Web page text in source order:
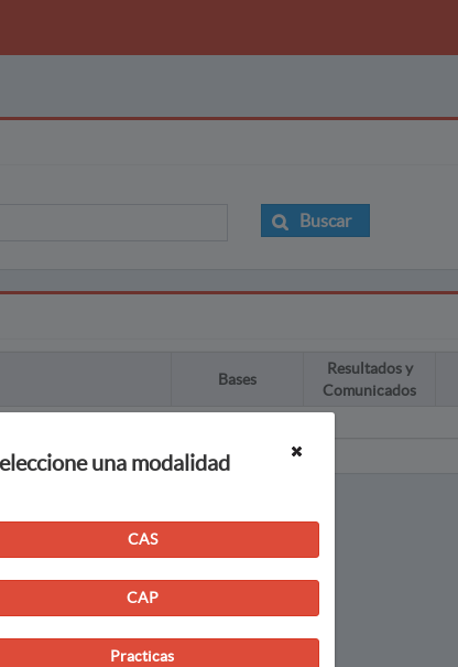
Buscar
Bases
Resultados y
Comunicados
una modalidad
CAS
CAP
Practicas